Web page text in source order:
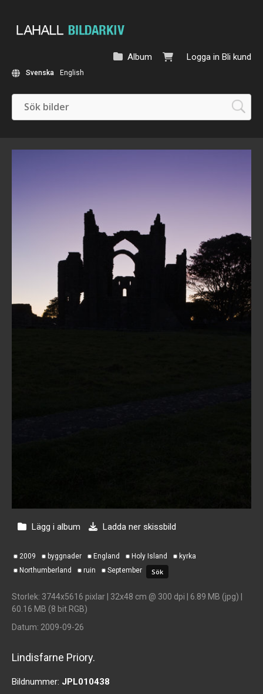
Logga in Bli kund
Album
Svenska English
Lägg i album Ladda ner skissbild
2009 byggnader England Holy Island
kyrka
Northumberland
ruin September
Storlek: 3744x5616 pixlar | 32x48 cm @ 300 dpi | 6.89 MB (jpg) |
60.16 MB (8 bit RGB)
Datum: 2009-09-26
Lindisfarne Priory.
Bildnummer: JPL010438